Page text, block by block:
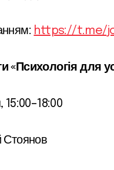
https://t.me/
«Психологія для
15:00–18:00
Стоянов